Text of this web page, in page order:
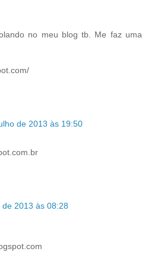
no meu blog tb. Me faz uma
de 2013 às 19:50
2013 às 08:28